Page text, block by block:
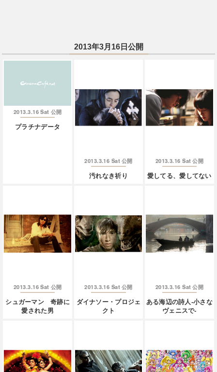
2013年3月16日公開
2013.3.16 Sat 公開
プラチナデータ
2013.3.16 Sat 公開
汚れなき祈り
2013.3.16 Sat 公開
愛してる、愛してない
2013.3.16 Sat 公開
シュガーマン 奇跡に
愛された男
2013.3.16 Sat 公開
ダイナソー・プロジェ
クト
2013.3.16 Sat 公開
ある海辺の詩人-小さな
ヴェニスで-